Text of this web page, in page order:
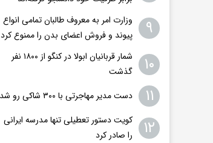
۹
وزارت امر به معروف طالبان تمامی انواع
پیوند و فروش اعضای بدن را ممنوع کرد
۱۰
شمار قربانیان ابولا در کنگو از ۱۸۰۰ نفر
گذشت
۱۱ دست مدیر مهاجرتی با ۳۰۰ شاکی رو شد
۱۲
کویت دستور تعطیلی تنها مدرسه ایرانی
را صادر کرد